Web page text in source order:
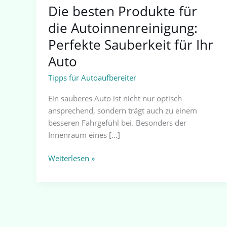
Die besten Produkte für
die Autoinnenreinigung:
Perfekte Sauberkeit für Ihr
Auto
Tipps für Autoaufbereiter
Ein sauberes Auto ist nicht nur optisch
ansprechend, sondern trägt auch zu einem
besseren Fahrgefühl bei. Besonders der
Innenraum eines […]
Weiterlesen »